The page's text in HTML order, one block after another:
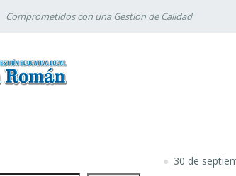
Comprometidos con una Gestion de Calidad
30 de